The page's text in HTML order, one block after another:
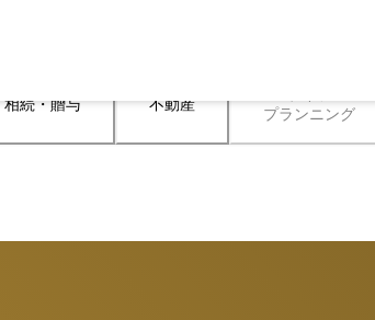
相続・贈与 不動産
プランニング